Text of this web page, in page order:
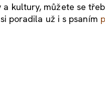
a kultury, můžete se
poradila už i s psaním